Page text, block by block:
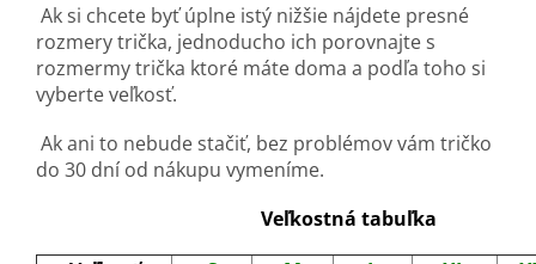
Ak si chcete byť úplne istý nižšie nájdete presné
rozmery trička, jednoducho ich porovnajte s
rozmermy trička ktoré máte doma a podľa toho si
vyberte veľkosť.
Ak ani to nebude stačiť, bez problémov vám tričko
do 30 dní od nákupu vymeníme.
Veľkostná tabuľka